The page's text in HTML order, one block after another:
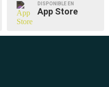
DISPONIBLE EN
App Store